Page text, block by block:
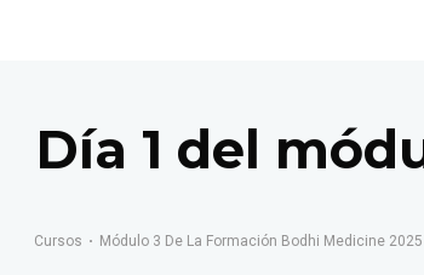
Día 1 del
Cursos Módulo 3 De La Formación Bodhi Medicine 2025